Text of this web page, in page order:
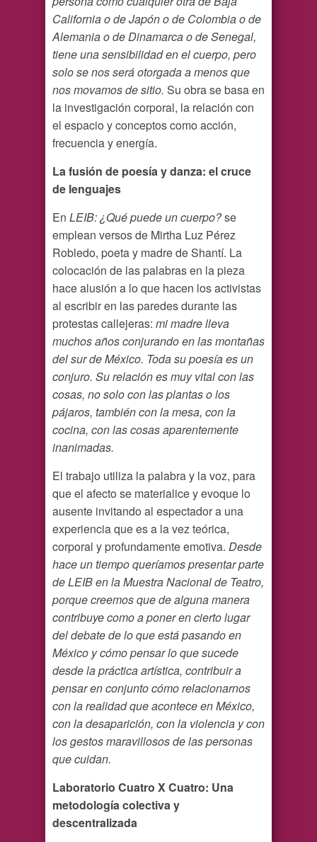
California o de Japón o de Colombia o de
Alemania o de Dinamarca o de Senegal,
tiene una sensibilidad en el cuerpo, pero
solo se nos será otorgada a menos que
nos movamos de sitio. Su obra se basa en
la investigación corporal, la relación con
el espacio y conceptos como acción,
frecuencia y energía.
La fusión de poesía y danza: el cruce
de lenguajes
En LEIB: ¿Qué puede un cuerpo?se
emplean versos de Mirtha Luz Pérez
Robledo, poeta y madre de Shantí. La
colocación de las palabras en la pieza
hace alusión a lo que hacen los activistas
al escribir en las paredes durante las
protestas callejeras: mi madre lleva
muchos años conjurando en las montañas
del sur de México. Toda su poesía es un
conjuro. Su relación es muy vital con las
cosas, no solo con las plantas o los
pájaros, también con la mesa, con la
cocina, con las cosas aparentemente
inanimadas.
El trabajo utiliza la palabra y la voz, para
que el afecto se materialice y evoque lo
ausente invitando al espectador a una
experiencia que es a la vez teórica,
corporal y profundamente emotiva. Desde
hace un tiempo queríamos presentar parte
de LEIB en la Muestra Nacional de Teatro,
porque creemos que de alguna manera
contribuye como a poner en cierto lugar
del debate de lo que está pasando en
México y cómo pensar lo que sucede
desde la práctica artística, contribuir a
pensar en conjunto cómo relacionarnos
con la realidad que acontece en México,
con la desaparición, con la violencia y con
los gestos maravillosos de las personas
que cuidan.
Laboratorio Cuatro X Cuatro: Una
metodología colectiva y
descentralizada